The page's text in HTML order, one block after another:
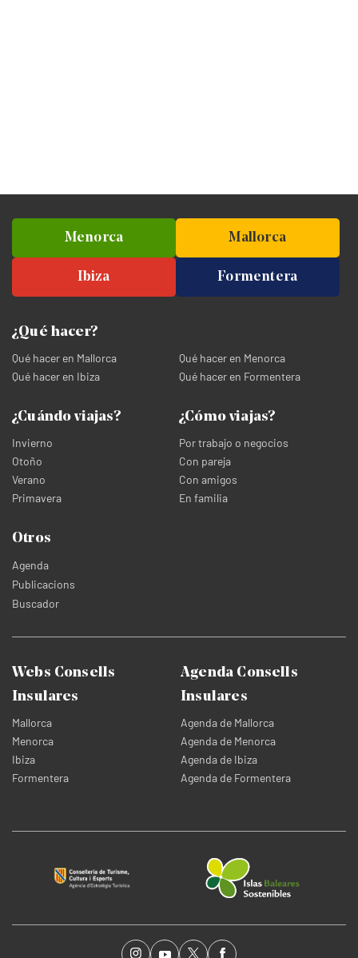
Menorca Mallorca
Ibiza Formentera
¿Qué hacer?
Qué hacer en Mallorca
Qué hacer en Menorca
Qué hacer en Ibiza
Qué hacer en Formentera
¿Cuándo viajas?
Invierno
Otoño
Verano
Primavera
¿Cómo viajas?
Por trabajo o negocios
Con pareja
Con amigos
En familia
Otros
Agenda
Publicacions
Buscador
Webs Consells
Insulares
Mallorca
Menorca
Ibiza
Formentera
Agenda Consells
Insulares
Agenda de Mallorca
Agenda de Menorca
Agenda de Ibiza
Agenda de Formentera